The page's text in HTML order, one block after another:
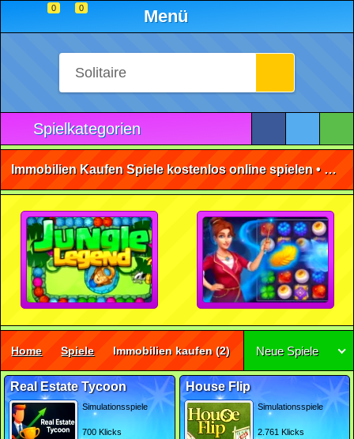
0 0 Menü
Spielkategorien
Immobilien Kaufen Spiele kostenlos online spielen • ohne Anmeldung 🕹️
Home Spiele Immobilien kaufen (2) Neue Spiele
Real Estate Tycoon
Simulationsspiele
700 Klicks
House Flip
Simulationsspiele
2.761 Klicks